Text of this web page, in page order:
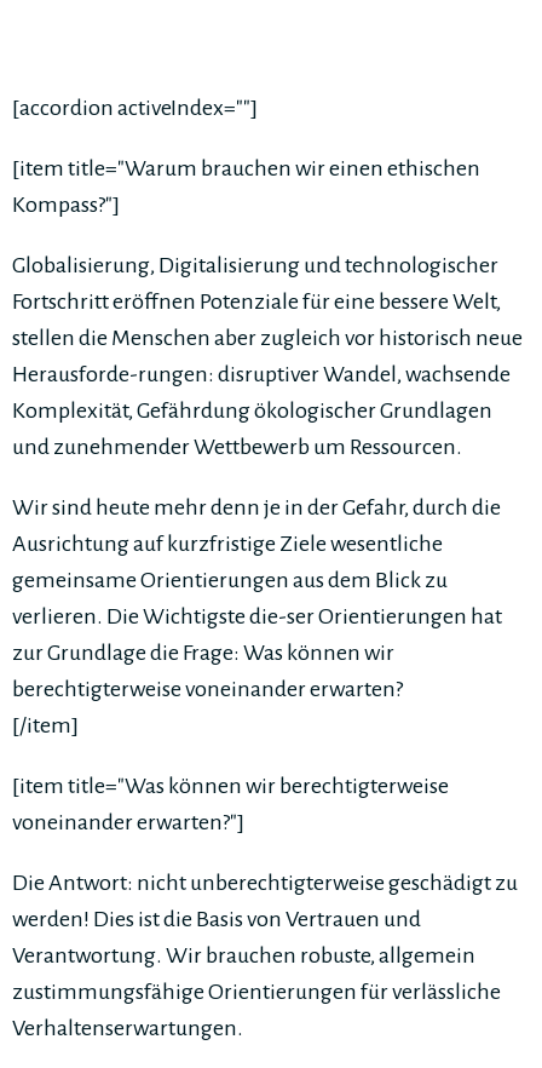
[accordion activeIndex=""]
[item title="Warum brauchen wir einen ethischen
Kompass?"]
Globalisierung, Digitalisierung und technologischer
Fortschritt eröffnen Potenziale für eine bessere Welt,
stellen die Menschen aber zugleich vor historisch neue
Herausforde-rungen: disruptiver Wandel, wachsende
Komplexität, Gefährdung ökologischer Grundlagen
und zunehmender Wettbewerb um Ressourcen.
Wir sind heute mehr denn je in der Gefahr, durch die
Ausrichtung auf kurzfristige Ziele wesentliche
gemeinsame Orientierungen aus dem Blick zu
verlieren. Die Wichtigste die-ser Orientierungen hat
zur Grundlage die Frage: Was können wir
berechtigterweise voneinander erwarten?
[/item]
[item title="Was können wir berechtigterweise
voneinander erwarten?"]
Die Antwort: nicht unberechtigterweise geschädigt zu
werden! Dies ist die Basis von Vertrauen und
Verantwortung. Wir brauchen robuste, allgemein
zustimmungsfähige Orientierungen für verlässliche
Verhaltenserwartungen.